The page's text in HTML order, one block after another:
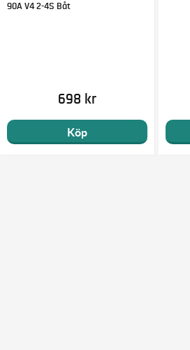
90A V4 2-4S Båt
698 kr
Köp